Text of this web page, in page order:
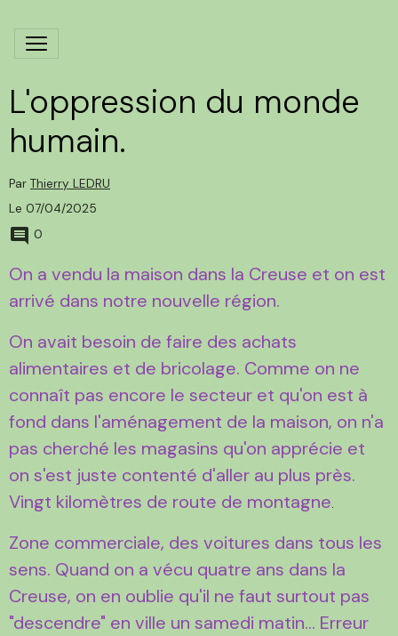
L'oppression du monde
humain.
Par Thierry LEDRU
Le 07/04/2025
0
On a vendu la maison dans la Creuse et on est
arrivé dans notre nouvelle région.
On avait besoin de faire des achats
alimentaires et de bricolage. Comme on ne
connaît pas encore le secteur et qu'on est à
fond dans l'aménagement de la maison, on n'a
pas cherché les magasins qu'on apprécie et
on s'est juste contenté d'aller au plus près.
Vingt kilomètres de route de montagne
Zone commerciale, des voitures dans tous les
sens. Quand on a vécu quatre ans dans la
Creuse, on en oublie qu'il ne faut surtout pas
"descendre" en ville un samedi matin... Erreur